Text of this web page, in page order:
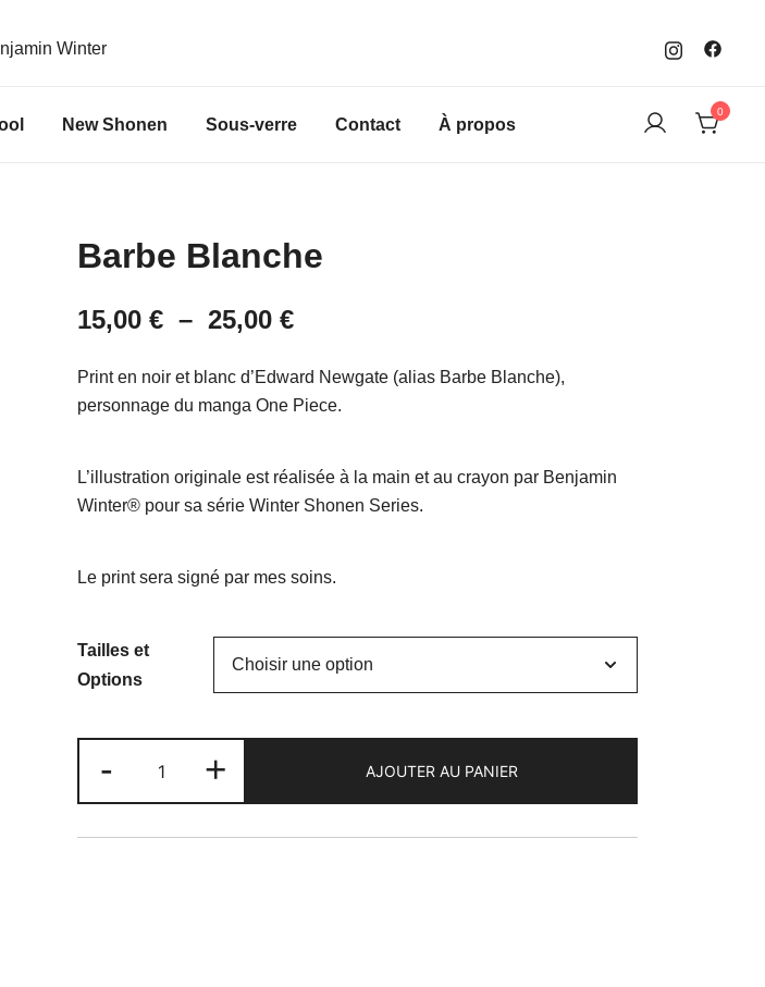
New Shonen Sous-verre Contact À propos
0
Barbe Blanche
15,00 € – 25,00 €Plage
prix :
à
Print en noir et blanc d’Edward Newgate (alias Barbe Blanche),
personnage du manga One Piece.
L’illustration originale est réalisée à la main et au crayon par Benjamin
Winter® pour sa série Winter Shonen Series.
Le print sera signé par mes soins.
Tailles et
Options
-
de
Barbe
Blanche
+ AJOUTER AU PANIER